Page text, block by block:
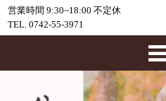
営業時間 9:30~18:00 不定休
TEL. 0742-55-3971